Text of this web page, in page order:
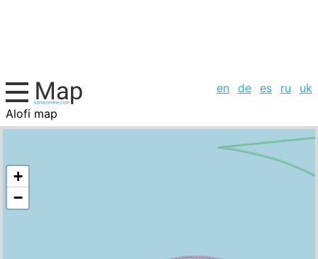
en de es ru
uk
Alofi map
Niue, cities list
+
−